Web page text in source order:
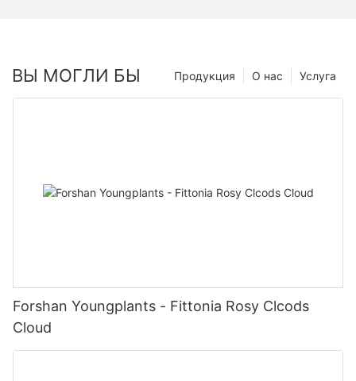
ВЫ МОГЛИ БЫ Услуга
О нас
Продукция
Forshan Youngplants - Fittonia Rosy Clcods
Cloud